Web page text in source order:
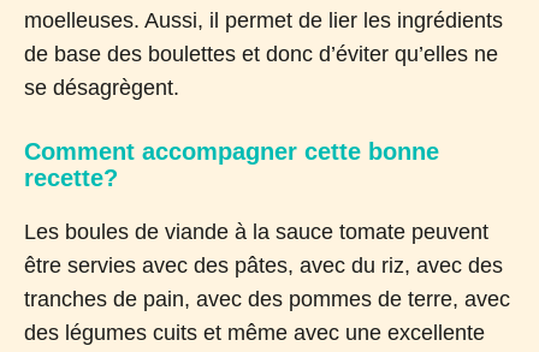
moelleuses. Aussi, il permet de lier les ingrédients
de base des boulettes et donc d’éviter qu’elles ne
se désagrègent.
Comment accompagner cette bonne
recette?
Les boules de viande à la sauce tomate peuvent
être servies avec des pâtes, avec du riz, avec des
tranches de pain, avec des pommes de terre, avec
des légumes cuits et même avec une excellente